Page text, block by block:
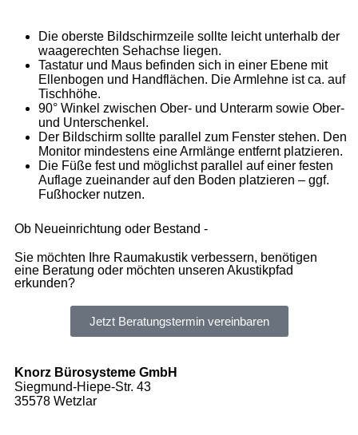
Die oberste Bildschirmzeile sollte leicht unterhalb der
waagerechten Sehachse liegen.
Tastatur und Maus befinden sich in einer Ebene mit
Ellenbogen und Handflächen. Die Armlehne ist ca. auf
Tischhöhe.
90° Winkel zwischen Ober- und Unterarm sowie Ober-
und Unterschenkel.
Der Bildschirm sollte parallel zum Fenster stehen. Den
Monitor mindestens eine Armlänge entfernt platzieren.
Die Füße fest und möglichst parallel auf einer festen
Auflage zueinander auf den Boden platzieren – ggf.
Fußhocker nutzen.
Ob Neueinrichtung oder Bestand -
Sie möchten Ihre Raumakustik verbessern, benötigen
eine Beratung oder möchten unseren Akustikpfad
erkunden?
Jetzt Beratungstermin vereinbaren
Knorz Bürosysteme GmbH
Siegmund-Hiepe-Str. 43
35578 Wetzlar